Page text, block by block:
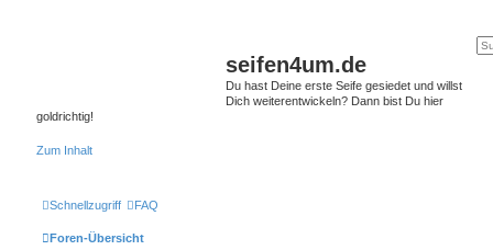
seifen4um.de
Du hast Deine erste Seife gesiedet und willst
Dich weiterentwickeln? Dann bist Du hier
goldrichtig!
Zum Inhalt
Schnellzugriff FAQ
Foren-Übersicht